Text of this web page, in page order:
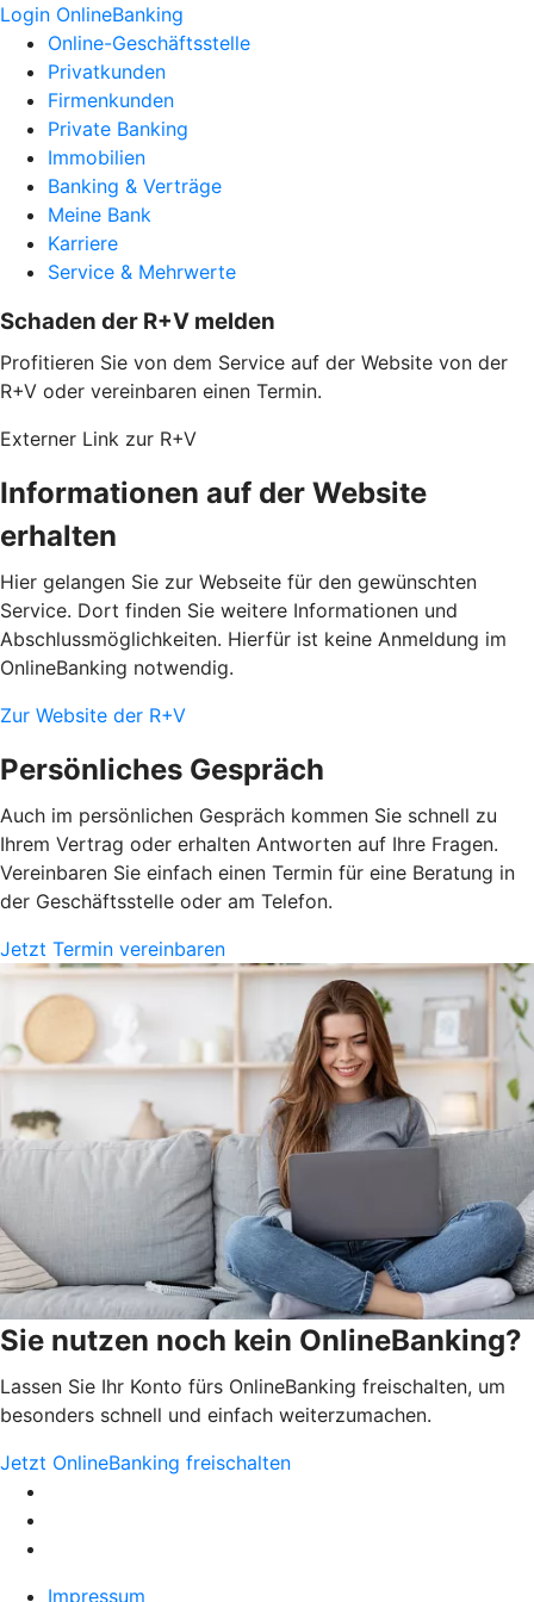
Login OnlineBanking
Online-Geschäftsstelle
Privatkunden
Firmenkunden
Private Banking
Immobilien
Banking & Verträge
Meine Bank
Karriere
Service & Mehrwerte
Schaden der R+V melden
Profitieren Sie von dem Service auf der Website von der
R+V oder vereinbaren einen Termin.
Externer Link zur R+V
Informationen auf der Website
erhalten
Hier gelangen Sie zur Webseite für den gewünschten
Service. Dort finden Sie weitere Informationen und
Abschlussmöglichkeiten. Hierfür ist keine Anmeldung im
OnlineBanking notwendig.
Zur Website der R+V
Persönliches Gespräch
Auch im persönlichen Gespräch kommen Sie schnell zu
Ihrem Vertrag oder erhalten Antworten auf Ihre Fragen.
Vereinbaren Sie einfach einen Termin für eine Beratung in
der Geschäftsstelle oder am Telefon.
Jetzt Termin vereinbaren
Sie nutzen noch kein OnlineBanking?
Lassen Sie Ihr Konto fürs OnlineBanking freischalten, um
besonders schnell und einfach weiterzumachen.
Jetzt OnlineBanking freischalten
Impressum